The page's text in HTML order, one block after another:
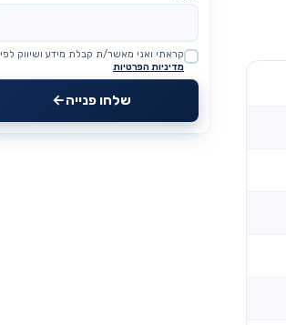
Website
קראתי ואני מאשר/ת קבלת מידע ושיווק לפי
מדיניות הפרטיות
שלחו פנייה